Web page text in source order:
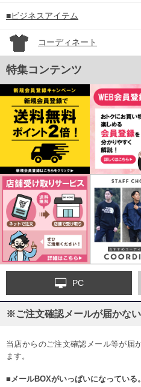
■ビジネスアイテム
コーディネート
特集コンテンツ
PC
※ご注文確認メールが届かな
当店からのご注文確認メール等が届
ます。
■メールBOXがいっぱいになっている。